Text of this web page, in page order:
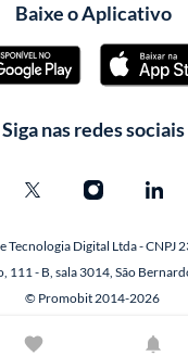
Baixe o Aplicativo
Siga nas redes sociais
Tecnologia Digital Ltda -
111 - B, sala 3014, São
© Promobit 2014-2026